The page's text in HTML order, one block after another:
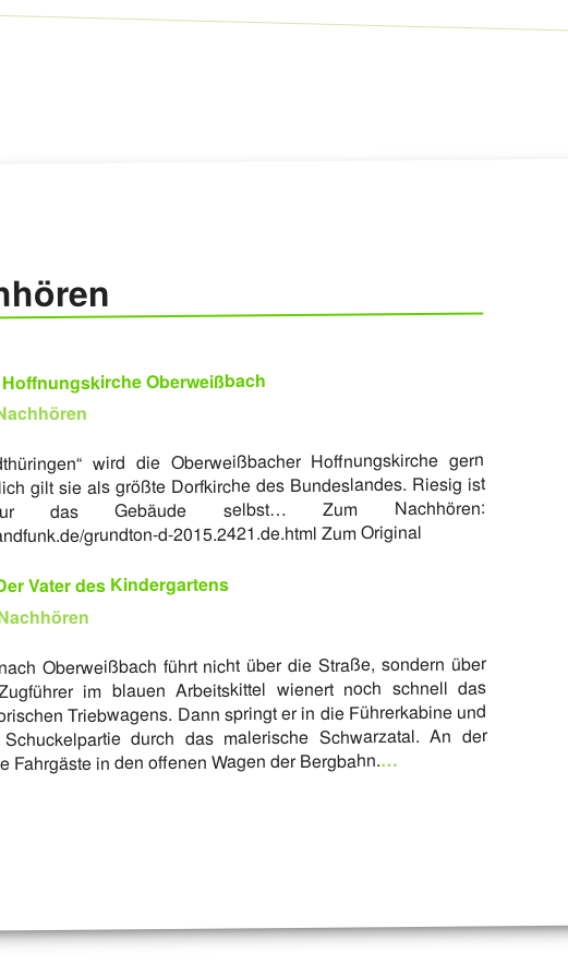
Oberweißbach
wird die Oberweißbacher Hoffnungskirche gern
gilt sie als größte Dorfkirche des Bundeslandes. Riesig ist
das Gebäude selbst… Zum Nachhören:
grundton-d-2015.2421.de.html Zum Original
Vater des Kindergartens
Oberweißbach führt nicht über die Straße, sondern über
im blauen Arbeitskittel wienert noch schnell das
Triebwagens. Dann springt er in die Führerkabine und
durch das malerische Schwarzatal. An der
Fahrgäste in den offenen Wagen der Bergbahn.…